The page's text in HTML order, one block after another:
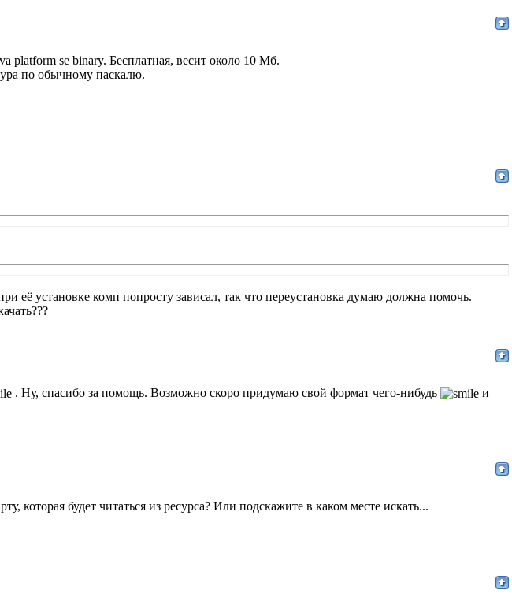
platform se binary. Бесплатная, весит около 10 Мб.
по обычному паскалю.
её установке комп попросту зависал, так что переустановка думаю должна помочь.
. Ну, спасибо за помощь. Возможно скоро придумаю свой формат чего-нибудь
и
которая будет читаться из ресурса? Или подскажите в каком месте искать...